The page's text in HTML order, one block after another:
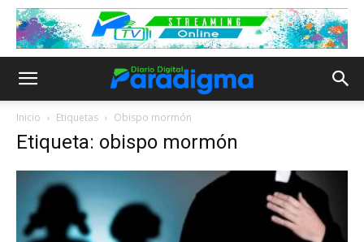
Inicio Etiquetas Obispo mormón
Etiqueta: obispo mormón